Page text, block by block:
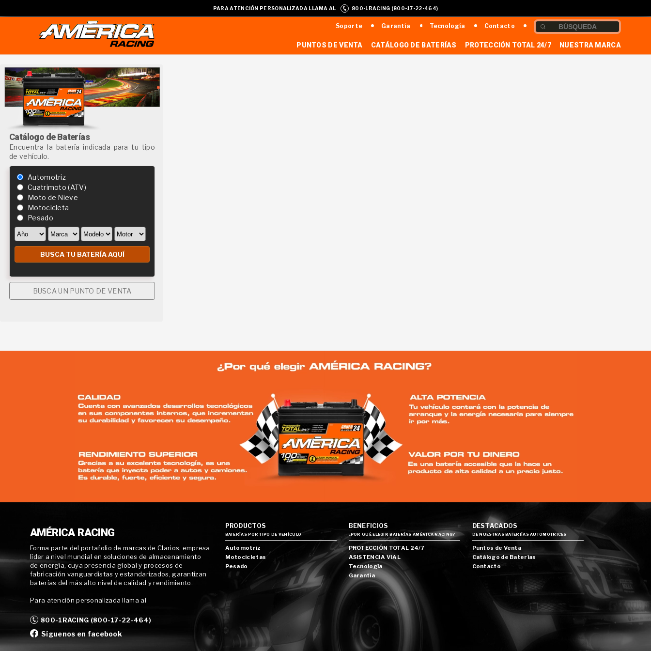
PARA ATENCIÓN PERSONALIZADA LLAMA AL 800-1RACING (800-17-22-464)
Contacto
Tecnología
Garantía
Soporte
NUESTRA MARCA
PROTECCIÓN TOTAL 24/7
CATÁLOGO DE BATERÍAS
PUNTOS DE VENTA
Catálogo de Baterías
Encuentra la batería indicada para tu tipo
de vehículo.
Automotriz
Cuatrimoto (ATV)
Moto de Nieve
Motocicleta
Pesado
BUSCA UN PUNTO DE VENTA
AMÉRICA RACING
Forma parte del portafolio de marcas de Clarios, empresa
líder a nivel mundial en soluciones de almacenamiento
de energía, cuya presencia global y procesos de
fabricación vanguardistas y estandarizados, garantizan
baterías del más alto nivel de calidad y rendimiento.
Para atención personalizada llama al
800-1RACING (800-17-22-464)
Síguenos en facebook
PRODUCTOS
BATERÍAS POR TIPO DE VEHÍCULO
Automotriz
Motocicletas
Pesado
BENEFICIOS
¿POR QUÉ ELEGIR BATERÍAS AMÉRICA RACING?
PROTECCIÓN TOTAL 24/7
ASISTENCIA VIAL
Tecnología
Garantía
DESTACADOS
DE NUESTRAS BATERIÍAS AUTOMOTRICES
Puntos de Venta
Catálogo de Baterías
Contacto